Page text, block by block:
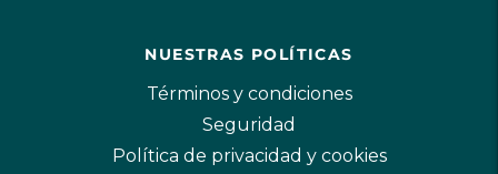
NUESTRAS POLÍTICAS
Términos y condiciones
Seguridad
Política de privacidad y cookies